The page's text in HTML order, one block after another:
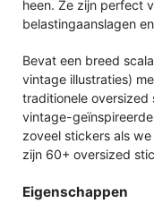
heen. Ze zijn perfect
belastingaanslagen
Bevat een breed
vintage illustraties)
traditionele oversized
vintage-
zoveel stickers als
zijn 60+ oversized
Eigenschappen